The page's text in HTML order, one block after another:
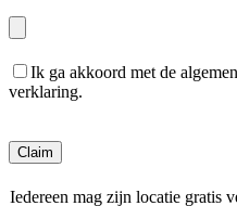
Ik ga akkoord met de
verklaring.
Iedereen mag zijn locatie gratis